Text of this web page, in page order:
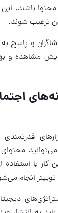
باشند.
ترغیب شوند.
و پاسخ
مشاهده و
قدرتمندی
محتوای
با استفاده
انجام